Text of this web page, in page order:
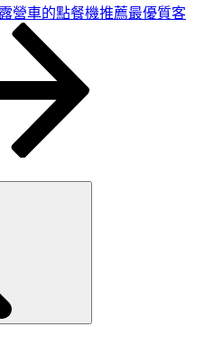
營車的點餐機推薦最優質客